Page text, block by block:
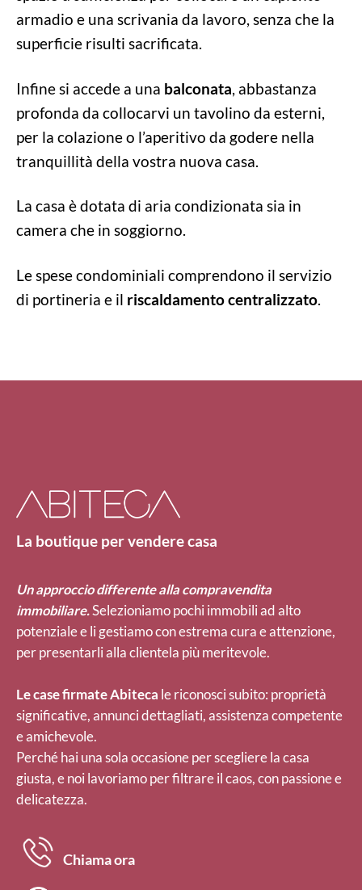
armadio e una scrivania da lavoro, senza che la
superficie risulti sacrificata.
Infine si accede a una balconata , abbastanza
profonda da collocarvi un tavolino da esterni,
per la colazione o l’aperitivo da godere nella
tranquillità della vostra nuova casa.
La casa è dotata di aria condizionata sia in
camera che in soggiorno.
Le spese condominiali comprendono il servizio
di portineria e il riscaldamento centralizzato.
La boutique per vendere casa
Un approccio differente alla compravendita
immobiliare.Selezioniamo pochi immobili ad alto
potenziale e li gestiamo con estrema cura e attenzione,
per presentarli alla clientela più meritevole.
Le case firmate Abiteca le riconosci subito: proprietà
significative, annunci dettagliati, assistenza competente
e amichevole.
Perché hai una sola occasione per scegliere la casa
giusta, e noi lavoriamo per filtrare il caos, con passione e
delicatezza.
Chiama ora